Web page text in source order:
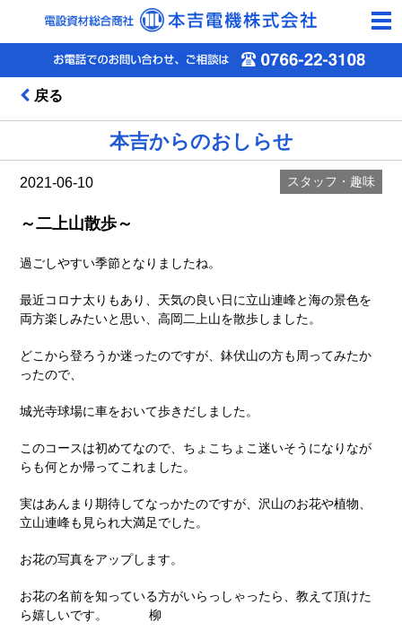
戻る
本吉からのおしらせ
2021-06-10 スタッフ・趣味
～二上山散歩～
過ごしやすい季節となりましたね。
最近コロナ太りもあり、天気の良い日に立山連峰と海の景色を
両方楽しみたいと思い、高岡二上山を散歩しました。
どこから登ろうか迷ったのですが、鉢伏山の方も周ってみたか
ったので、
城光寺球場に車をおいて歩きだしました。
このコースは初めてなので、ちょこちょこ迷いそうになりなが
らも何とか帰ってこれました。
実はあんまり期待してなっかたのですが、沢山のお花や植物、
立山連峰も見られ大満足でした。
お花の写真をアップします。
お花の名前を知っている方がいらっしゃったら、教えて頂けた
ら嬉しいです。 柳